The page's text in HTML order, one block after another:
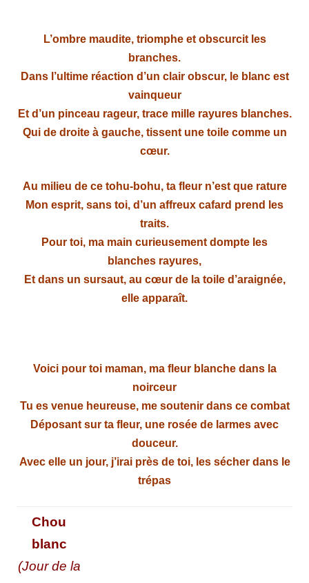
L’ombre maudite, triomphe et obscurcit les
branches.
Dans l’ultime réaction d’un clair obscur, le blanc est
vainqueur
Et d’un pinceau rageur, trace mille rayures blanches.
Qui de droite à gauche, tissent une toile comme un
cœur.
Au milieu de ce tohu-bohu, ta fleur n’est que rature
Mon esprit, sans toi, d’un affreux cafard prend les
traits.
Pour toi, ma main curieusement dompte les
blanches rayures,
Et dans un sursaut, au cœur de la toile d’araignée,
elle apparaît.
Voici pour toi maman, ma fleur blanche dans la
noirceur
Tu es venue heureuse, me soutenir dans ce combat
Déposant sur ta fleur, une rosée de larmes avec
douceur.
Avec elle un jour, j’irai près de toi, les sécher dans le
trépas
Chou
blanc
(Jour de la